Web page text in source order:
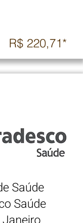
R$ 220,71*
Saúde
Saúde